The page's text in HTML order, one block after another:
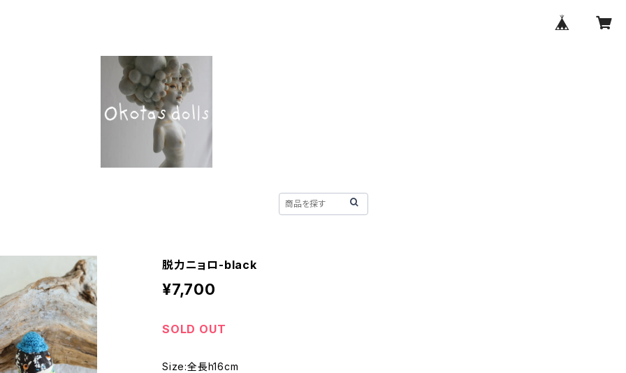
脱力ニョロ-black
¥7,700
SOLD OUT
Size:全長h16cm